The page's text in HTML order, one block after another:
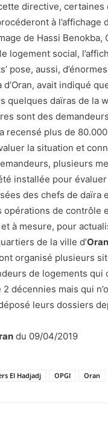
directive,
à
de Hassi
logement social,
pose, aussi,
avait indiqué
quelques daïras de la
sont des
a recensé plus de
la situation et
plusieurs
installée pour
des chefs de daïra
opérations de contrôle
à mesure, pour
de la ville d’Oran
organisé plusieurs
de logements
2 décennies mais qui
leurs dossiers
du 09/04/2019
El Hadjadj OPGI Oran